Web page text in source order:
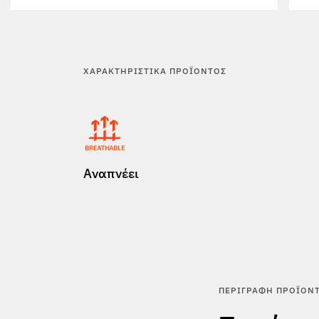
ΧΑΡΑΚΤΗΡΙΣΤΙΚΆ ΠΡΟΪΌΝΤΟΣ
Αναπνέει
ΠΕΡΙΓΡΑΦΉ